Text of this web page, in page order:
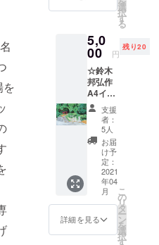
を
クス
メール
・会場
エント
ランス
にてご
芳名掲
示(備考
欄にて
ご芳名
のお名
前をお
知らせ
くださ
い。掲
示不要
の方
クス
メール
エント
ランス
にてご
芳名掲
示(備考
欄にて
掲示用
のお名
前をお
知らせ
くださ
い。掲
示不要
の方
は、そ
の旨ご
記載く
選
択
す
る
5,0
00 円
残り20
☆鈴木
邦弘作
A4イラ
ストプ
リント
(最上級
上質紙
220kg)
※図柄は
5種の中
のいず
れかに
なりま
す。お
選びい
ただく
支援
者：
5人
お届
け予
定：
2021
年04
月
詳細を見る
こ
の
リ
タ
ー
ン
を
選
択
す